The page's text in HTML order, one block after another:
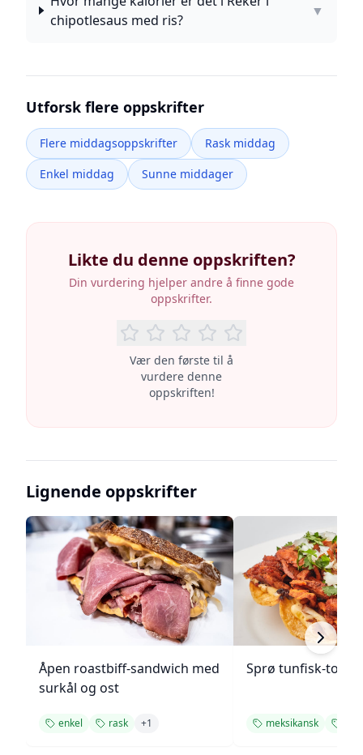
chipotlesaus med ris?
▼
Utforsk flere oppskrifter
Flere middagsoppskrifter
Rask middag
Enkel middag
Sunne middager
Likte du denne oppskriften?
Din vurdering hjelper andre å finne gode
oppskrifter.
Vær den første til å
vurdere denne
oppskriften!
Lignende oppskrifter
Åpen roastbiff-sandwich med
surkål og ost
enkel rask +1
Sprø tunfisk-
meksikansk